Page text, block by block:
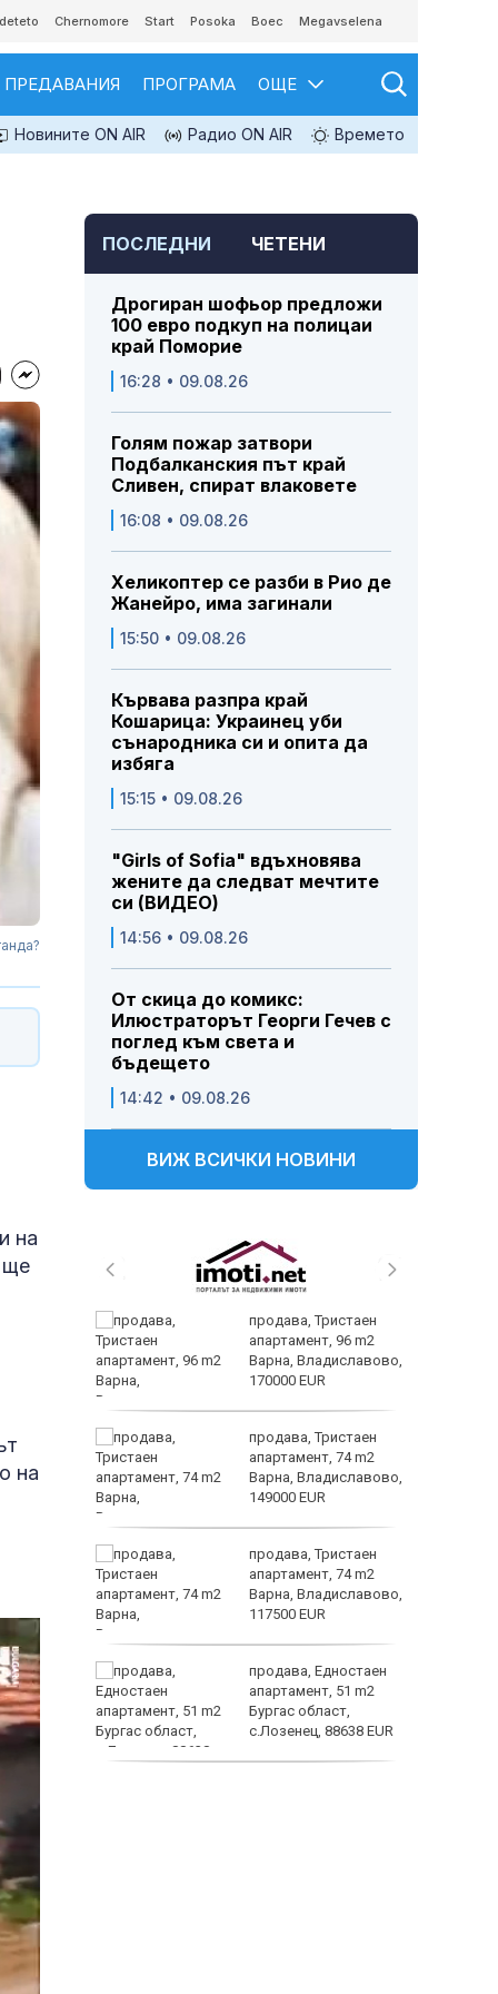
Chernomore Start Posoka Boec Megavselena
ПРЕДАВАНИЯ ПРОГРАМА ОЩЕ
Новините ON AIR Радио ON AIR Времето
на
ще
на
ПОСЛЕДНИ ЧЕТЕНИ
Дрогиран шофьор предложи
100 евро подкуп на полицаи
край Поморие
16:28 • 09.08.26
Голям пожар затвори
Подбалканския път край
Сливен, спират влаковете
16:08 • 09.08.26
Хеликоптер се разби в Рио де
Жанейро, има загинали
15:50 • 09.08.26
Кървава разпра край
Кошарица: Украинец уби
сънародника си и опита да
избяга
15:15 • 09.08.26
"Girls of Sofia" вдъхновява
жените да следват мечтите
си (ВИДЕО)
14:56 • 09.08.26
От скица до комикс:
Илюстраторът Георги Гечев с
поглед към света и
бъдещето
14:42 • 09.08.26
ВИЖ ВСИЧКИ НОВИНИ
–
продава, Тристаен
апартамент, 96 m2
Варна, Владиславово,
170000 EUR
продава, Тристаен
апартамент, 74 m2
Варна, Владиславово,
149000 EUR
продава, Тристаен
апартамент, 74 m2
Варна, Владиславово,
117500 EUR
продава, Едностаен
апартамент, 51 m2
Бургас област,
с.Лозенец, 88638 EUR